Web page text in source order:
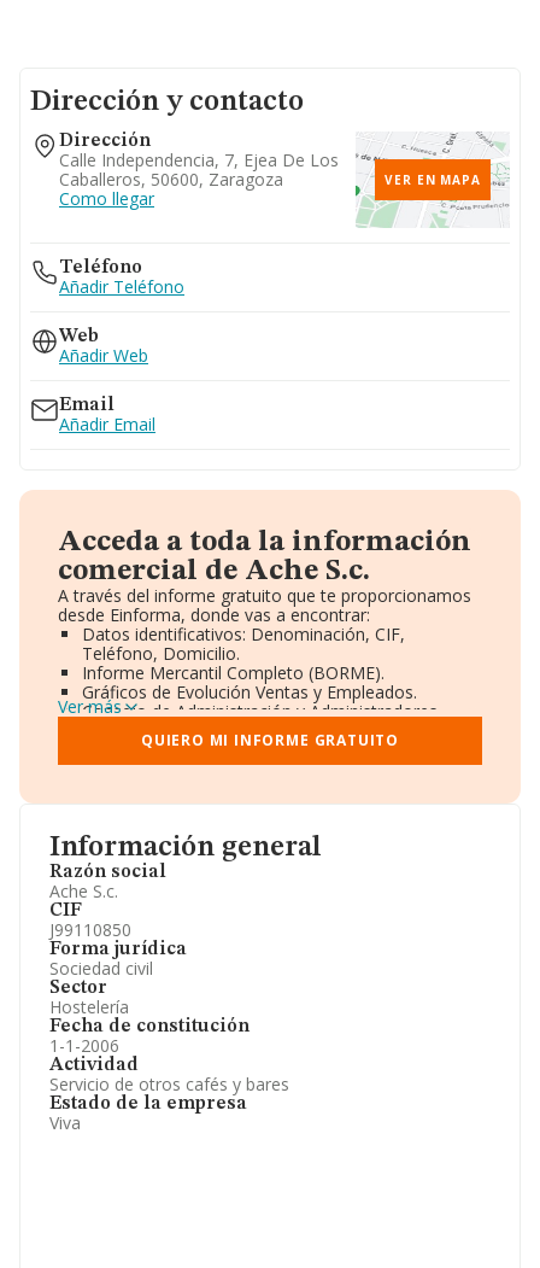
Información general
Razón social
Ache S.c.
CIF
J99110850
Forma jurídica
Sociedad civil
Sector
Hostelería
Fecha de constitución
1-1-2006
Actividad
Servicio de otros cafés y bares
Estado de la empresa
Viva
Dirección y contacto
Dirección
Calle Independencia, 7, Ejea De Los
Caballeros, 50600, Zaragoza
Como llegar
VER EN MAPA
Teléfono
Añadir Teléfono
Web
Añadir Web
Email
Añadir Email
Acceda a toda la información
comercial de Ache S.c.
A través del informe gratuito que te proporcionamos
desde Einforma, donde vas a encontrar:
Datos identificativos: Denominación, CIF,
Teléfono, Domicilio.
Informe Mercantil Completo (BORME).
Gráficos de Evolución Ventas y Empleados.
Consejo de Administración y Administradores.
Directivos y Ejecutivos.
Accionistas.
Participaciones y Vinculaciones en otras empresas.
Información oficial y registral complementaria.
Ver más
QUIERO MI INFORME GRATUITO